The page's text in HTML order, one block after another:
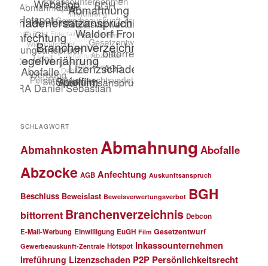
SCHLAGWORT
Abmahnkosten Abmahnung Abofalle
Abzocke AGB Anfechtung Auskunftsanspruch
Beschluss Beweislast Beweisverwertungsverbot BGH
bittorrent Branchenverzeichnis Debcon
E-Mail-Werbung Einwilligung EuGH Film Gesetzentwurf
Gewerbeauskunft-Zentrale Hotspot Inkassounternehmen
Irreführung Lizenzschaden P2P Persönlichkeitsrecht